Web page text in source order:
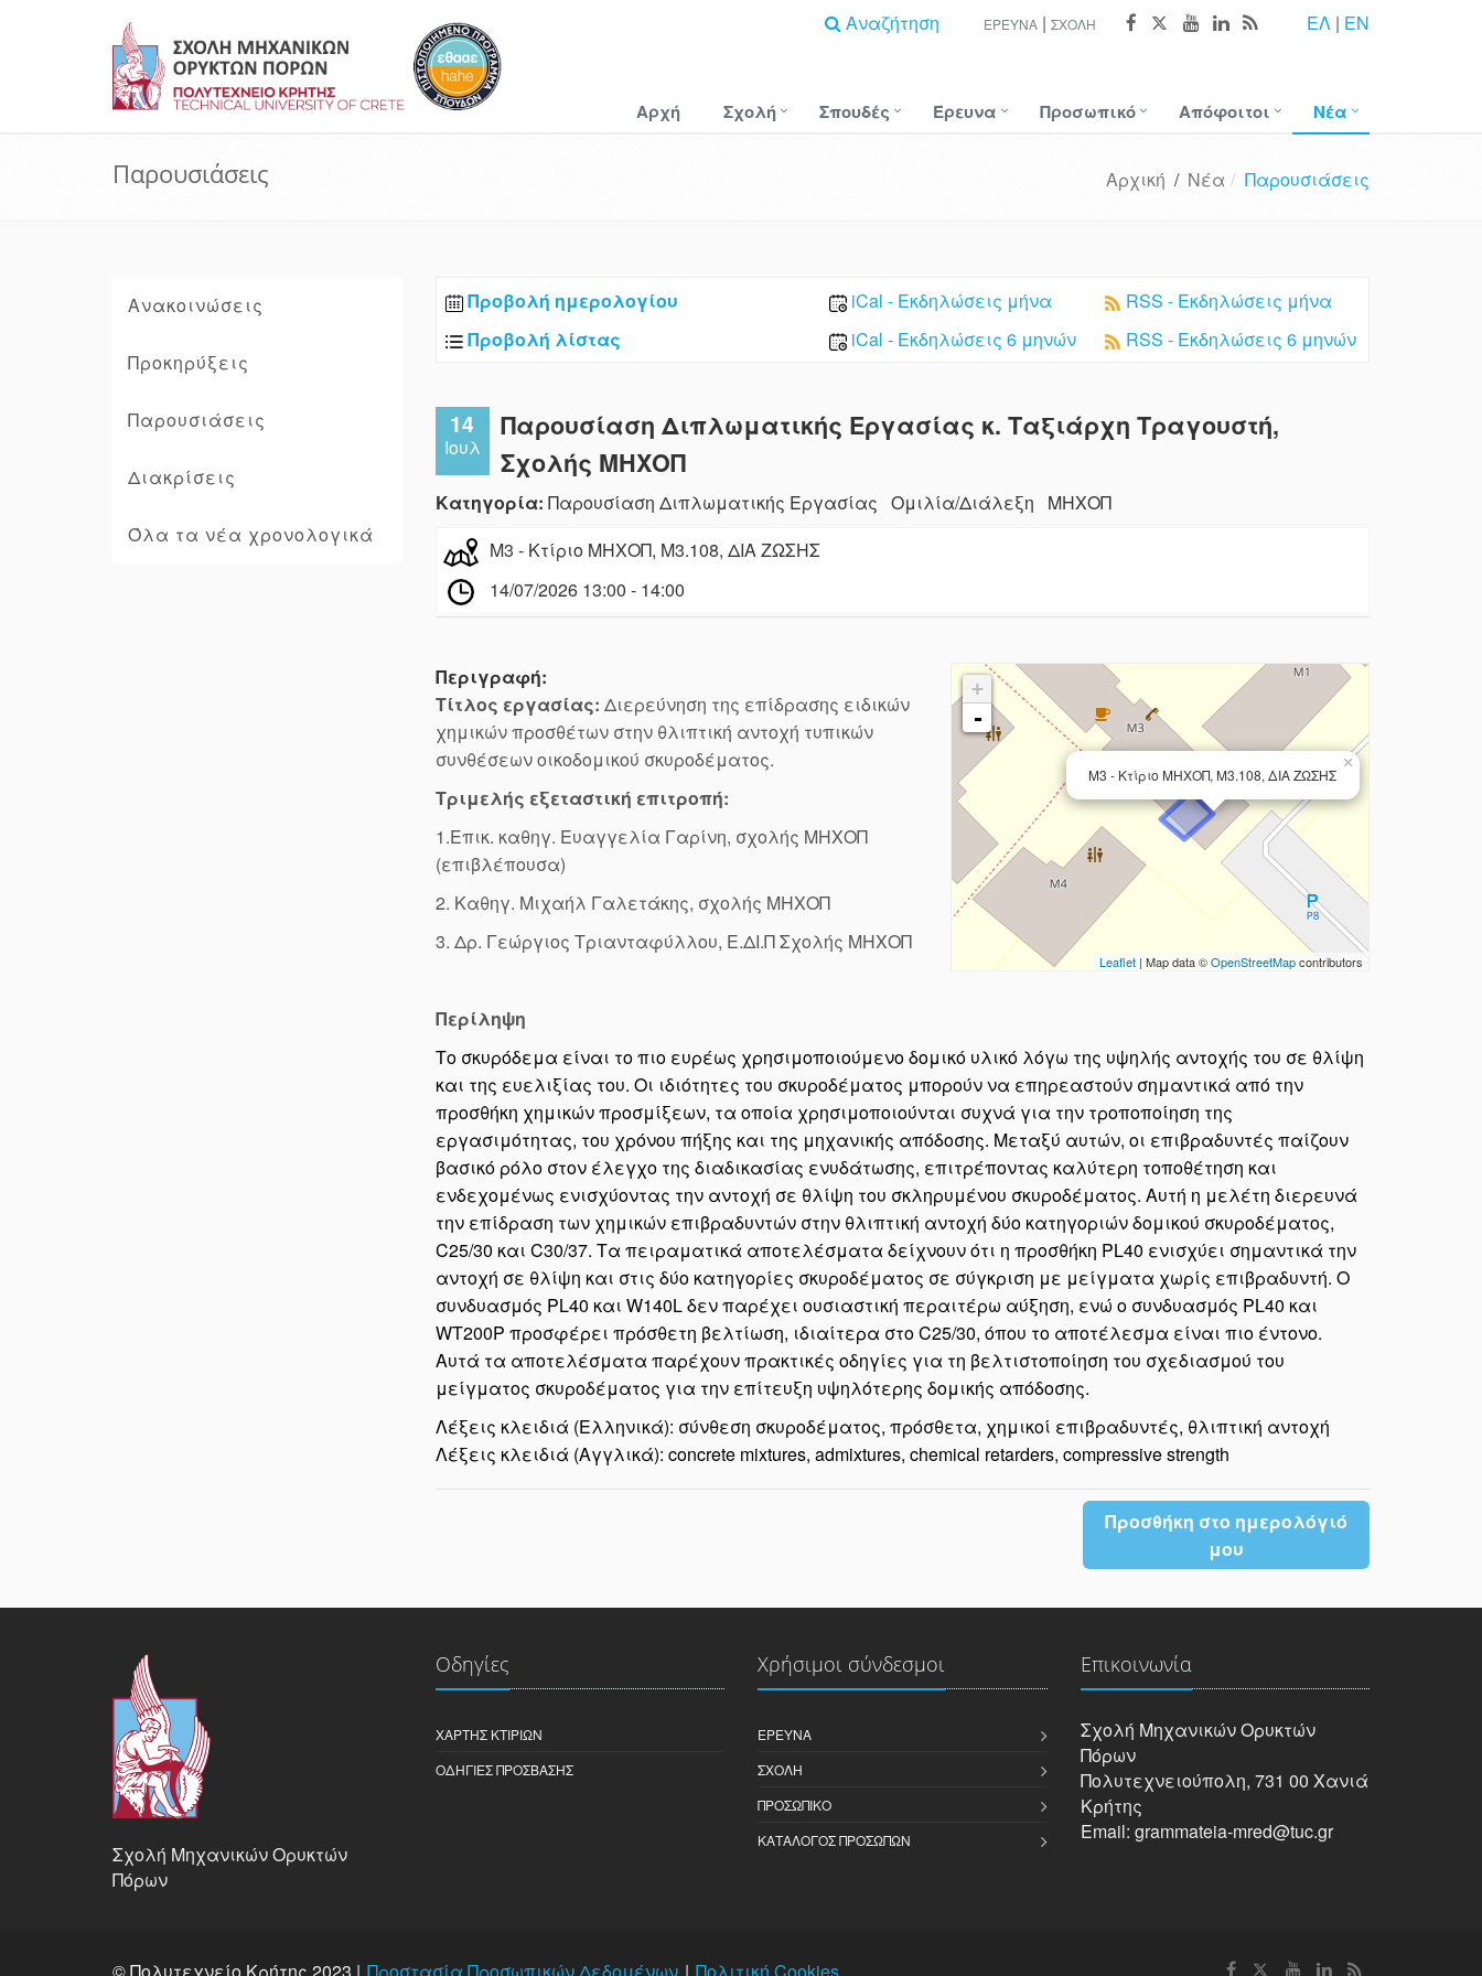
ΕΛ | EN
ΈΡΕΥΝΑ ΣΧΟΛΉ
Αναζήτηση
Αρχή Σχολή Σπουδές Έρευνα Προσωπικό Απόφοιτοι Νέα
Παρουσιάσεις Αρχική / Νέα Παρουσιάσεις
Ανακοινώσεις
Προκηρύξεις
Παρουσιάσεις
Διακρίσεις
Όλα τα νέα χρονολογικά
Προβολή ημερολογίου
Προβολή λίστας
iCal - Εκδηλώσεις μήνα
iCal - Εκδηλώσεις 6 μηνών
RSS - Εκδηλώσεις μήνα
RSS - Εκδηλώσεις 6 μηνών
14
Ιουλ
Παρουσίαση Διπλωματικής Εργασίας κ. Ταξιάρχη Τραγουστή,
Σχολής ΜΗΧΟΠ
Κατηγορία: Παρουσίαση Διπλωματικής Εργασίας Ομιλία/Διάλεξη ΜΗΧΟΠ
Μ3 - Κτίριο ΜΗΧΟΠ, Μ3.108, ΔΙΑ ΖΩΣΗΣ
14/07/2026 13:00 - 14:00
×
Μ3 - Κτίριο ΜΗΧΟΠ, Μ3.108, ΔΙΑ ΖΩΣΗΣ
+
-
Leaflet | Map data ©OpenStreetMapcontributors
Περιγραφή:
Τίτλος εργασίας: Διερεύνηση της επίδρασης ειδικών
χημικών προσθέτων στην θλιπτική αντοχή τυπικών
συνθέσεων οικοδομικού σκυροδέματος.
Τριμελής εξεταστική επιτροπή:
1.Επικ. καθηγ. Ευαγγελία Γαρίνη, σχολής ΜΗΧΟΠ
(επιβλέπουσα)
2. Καθηγ. Μιχαήλ Γαλετάκης, σχολής ΜΗΧΟΠ
3. Δρ. Γεώργιος Τριανταφύλλου, Ε.ΔΙ.Π Σχολής ΜΗΧΟΠ
Περίληψη
Το σκυρόδεμα είναι το πιο ευρέως χρησιμοποιούμενο δομικό υλικό λόγω της υψηλής αντοχής του σε θλίψη
και της ευελιξίας του. Οι ιδιότητες του σκυροδέματος μπορούν να επηρεαστούν σημαντικά από την
προσθήκη χημικών προσμίξεων, τα οποία χρησιμοποιούνται συχνά για την τροποποίηση της
εργασιμότητας, του χρόνου πήξης και της μηχανικής απόδοσης. Μεταξύ αυτών, οι επιβραδυντές παίζουν
βασικό ρόλο στον έλεγχο της διαδικασίας ενυδάτωσης, επιτρέποντας καλύτερη τοποθέτηση και
ενδεχομένως ενισχύοντας την αντοχή σε θλίψη του σκληρυμένου σκυροδέματος. Αυτή η μελέτη διερευνά
την επίδραση των χημικών επιβραδυντών στην θλιπτική αντοχή δύο κατηγοριών δομικού σκυροδέματος,
C25/30 και C30/37. Τα πειραματικά αποτελέσματα δείχνουν ότι η προσθήκη PL40 ενισχύει σημαντικά την
αντοχή σε θλίψη και στις δύο κατηγορίες σκυροδέματος σε σύγκριση με μείγματα χωρίς επιβραδυντή. Ο
συνδυασμός PL40 και W140L δεν παρέχει ουσιαστική περαιτέρω αύξηση, ενώ ο συνδυασμός PL40 και
WT200P προσφέρει πρόσθετη βελτίωση, ιδιαίτερα στο C25/30, όπου το αποτέλεσμα είναι πιο έντονο.
Αυτά τα αποτελέσματα παρέχουν πρακτικές οδηγίες για τη βελτιστοποίηση του σχεδιασμού του
μείγματος σκυροδέματος για την επίτευξη υψηλότερης δομικής απόδοσης.
Λέξεις κλειδιά (Ελληνικά): σύνθεση σκυροδέματος, πρόσθετα, χημικοί επιβραδυντές, θλιπτική αντοχή
Λέξεις κλειδιά (Αγγλικά): concrete mixtures, admixtures, chemical retarders, compressive strength
Προσθήκη στο ημερολόγιό
μου
Σχολή Μηχανικών Ορυκτών
Πόρων
Οδηγίες
ΧΆΡΤΗΣ ΚΤΙΡΊΩΝ
ΟΔΗΓΊΕΣ ΠΡΌΣΒΑΣΗΣ
Χρήσιμοι σύνδεσμοι
ΈΡΕΥΝΑ
ΣΧΟΛΉ
ΠΡΟΣΩΠΙΚΌ
ΚΑΤΆΛΟΓΟΣ ΠΡΟΣΏΠΩΝ
Επικοινωνία
Σχολή Μηχανικών Oρυκτών
Πόρων
Πολυτεχνειούπολη, 731 00 Χανιά
Κρήτης
Email: grammateia-mred@tuc.gr
© Πολυτεχνείο Κρήτης 2023 | Προστασία Προσωπικών Δεδομένων Πολιτική Cookies